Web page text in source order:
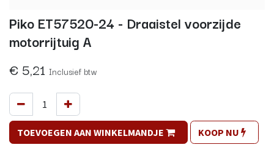
Piko ET57520-24 - Draaistel voorzijde
motorrijtuig A
€ 5,21 Inclusief btw
TOEVOEGEN AAN WINKELMANDJE KOOP NU